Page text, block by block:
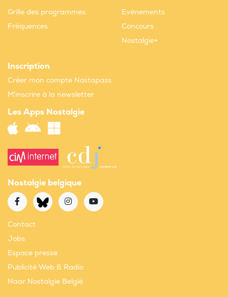
Grille des programmes
Fréquences
Evènements
Concours
Nostalgie+
Inscription
Créer mon compte Nostapass
M'inscrire à la newsletter
Les Apps Nostalgie
Nostalgie belgique
Contact
Jobs
Espace presse
Publicité Web & Radio
Naar Nostalgie België